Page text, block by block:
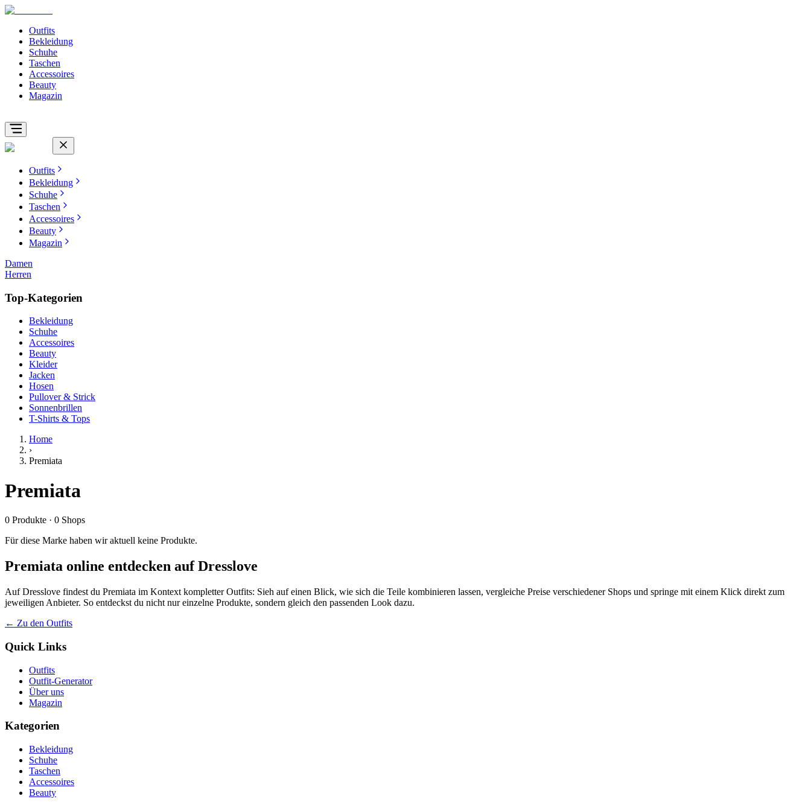
Outfits
Bekleidung
Schuhe
Taschen
Accessoires
Beauty
Magazin
Outfits
Bekleidung
Schuhe
Taschen
Accessoires
Beauty
Magazin
Damen
Herren
Top-Kategorien
Bekleidung
Schuhe
Accessoires
Beauty
Kleider
Jacken
Hosen
Pullover & Strick
Sonnenbrillen
T-Shirts & Tops
Home
›
Premiata
Premiata
0 Produkte · 0 Shops
Für diese Marke haben wir aktuell keine Produkte.
Premiata online entdecken auf Dresslove
Auf Dresslove findest du Premiata im Kontext kompletter Outfits: Sieh auf einen Blick, wie sich die Teile kombinieren lassen, vergleiche Preise verschiedener Shops und springe mit einem Klick direkt zum
jeweiligen Anbieter. So entdeckst du nicht nur einzelne Produkte, sondern gleich den passenden Look dazu.
← Zu den Outfits
Quick Links
Outfits
Outfit-Generator
Über uns
Magazin
Kategorien
Bekleidung
Schuhe
Taschen
Accessoires
Beauty